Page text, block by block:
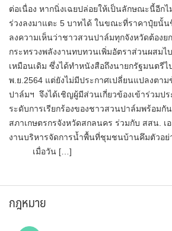
ต่อเนื่อง หากนิ่งเฉยปล่อยให้เป็นลักษณะนี้อีกไ
ร่วงลงมาแตะ 5​ บาทได้ ในขณะที่ราคาปุ๋ยนั้
ลงความเห็นว่าชาวสวนปาล์มทุกจังหวัดต้องย
กระทรวงพลังงานทบทวนเพิ่มอัตราส่วนผสมไ
เหมือนเดิม ซึ่งได้ทำหนังสือถึงนายกรัฐมนตรีไ
พ.ย.2564 แต่ยังไม่มีประกาศเปลี่ยนแปลงตาม
ปาล์มฯ จึงได้เชิญผู้มีส่วนเกี่ยวข้องเข้าร่วมป
ระดับการเรียกร้องของชาวสวนปาล์มพร้อมกั
สภาเกษตรกรจังหวัดสกลนคร ร่วมกับ สสน. เ
งานบริหารจัดการน้ำพื้นที่ชุมชนบ้านคึมตัวอย่
เมื่อวัน […]
กฎหมาย